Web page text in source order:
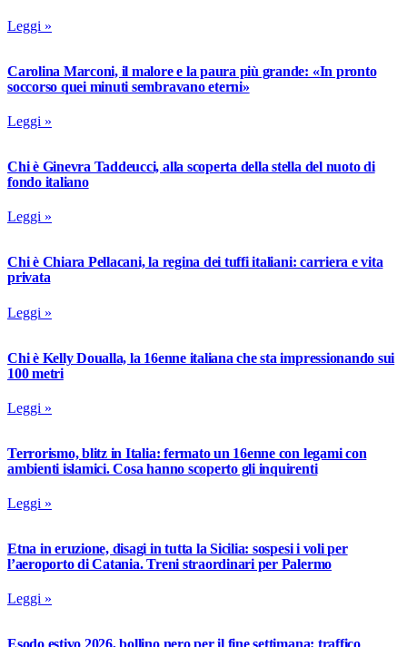
Leggi »
Carolina Marconi, il malore e la paura più grande: «In pronto
soccorso quei minuti sembravano eterni»
Leggi »
Chi è Ginevra Taddeucci, alla scoperta della stella del nuoto di
fondo italiano
Leggi »
Chi è Chiara Pellacani, la regina dei tuffi italiani: carriera e vita
privata
Leggi »
Chi è Kelly Doualla, la 16enne italiana che sta impressionando sui
100 metri
Leggi »
Terrorismo, blitz in Italia: fermato un 16enne con legami con
ambienti islamici. Cosa hanno scoperto gli inquirenti
Leggi »
Etna in eruzione, disagi in tutta la Sicilia: sospesi i voli per
l’aeroporto di Catania. Treni straordinari per Palermo
Leggi »